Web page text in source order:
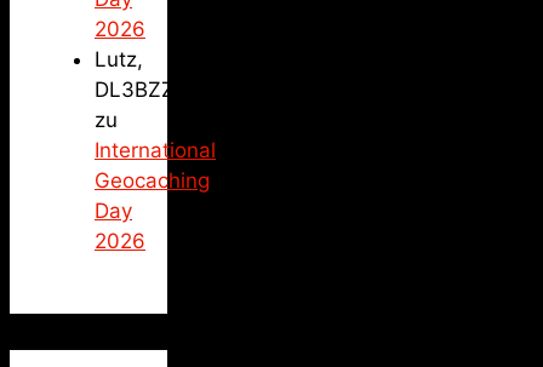
2026
Lutz,
DL3BZZ
zu
International
Geocaching
Day
2026